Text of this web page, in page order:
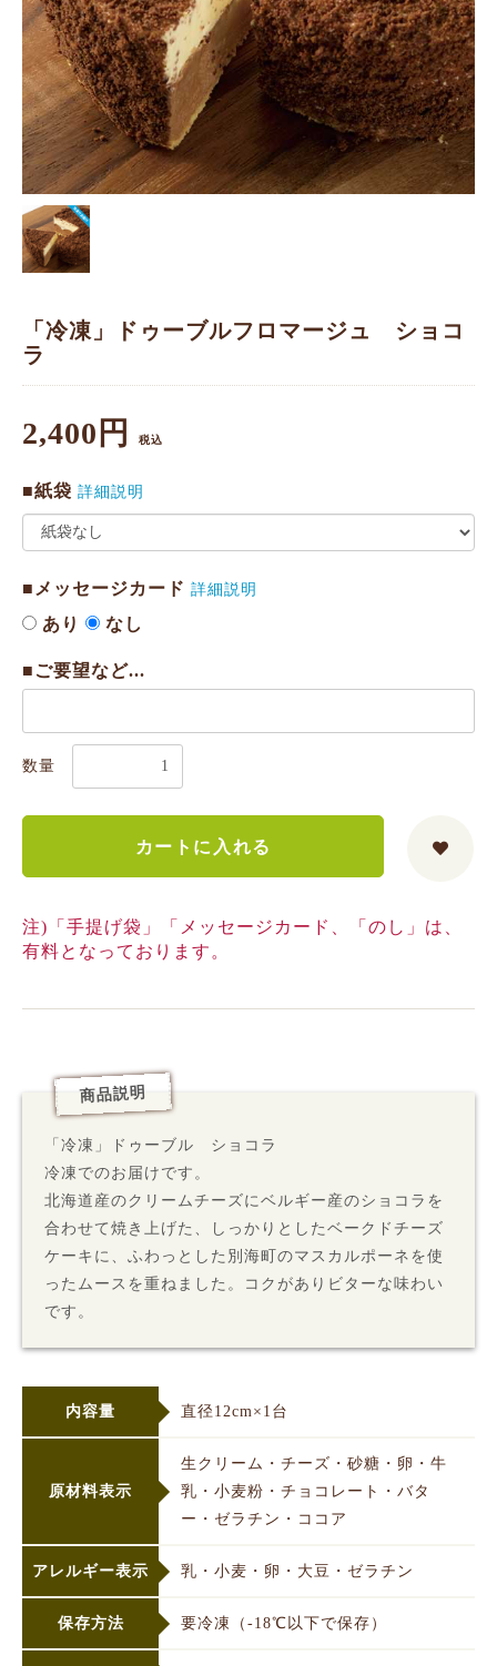
「冷凍」ドゥーブルフロマージュ ショコ
ラ
2,400円 税込
■紙袋 詳細説明
■メッセージカード 詳細説明
あり なし
■ご要望など...
数量
カートに入れる
注)「手提げ袋」「メッセージカード、「のし」は、
有料となっております。
商品説明
「冷凍」ドゥーブル ショコラ
冷凍でのお届けです。
北海道産のクリームチーズにベルギー産のショコラを
合わせて焼き上げた、しっかりとしたベークドチーズ
ケーキに、ふわっとした別海町のマスカルポーネを使
ったムースを重ねました。コクがありビターな味わい
です。
内容量 直径12cm×1台
原材料表示
生クリーム・チーズ・砂糖・卵・牛
乳・小麦粉・チョコレート・バタ
ー・ゼラチン・ココア
アレルギー表示 乳・小麦・卵・大豆・ゼラチン
保存方法 要冷凍（-18℃以下で保存）